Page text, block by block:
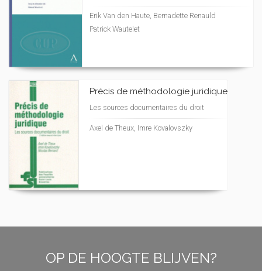
Erik Van den Haute, Bernadette Renauld
Patrick Wautelet
Précis de méthodologie juridique
Les sources documentaires du droit
Axel de Theux, Imre Kovalovszky
OP DE HOOGTE BLIJVEN?